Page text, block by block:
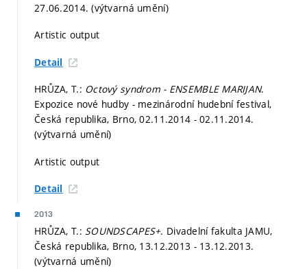
27.06.2014. (výtvarná umění)
Artistic output
Detail
HRŮZA, T.: Octový syndrom - ENSEMBLE MARIJAN.
Expozice nové hudby - mezinárodní hudební festival,
Česká republika, Brno, 02.11.2014 - 02.11.2014.
(výtvarná umění)
Artistic output
Detail
2013
HRŮZA, T.: SOUNDSCAPES+. Divadelní fakulta JAMU,
Česká republika, Brno, 13.12.2013 - 13.12.2013.
(výtvarná umění)